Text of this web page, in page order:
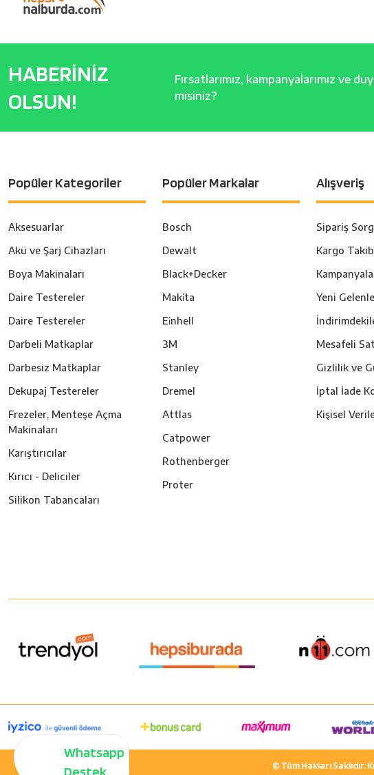
HABERİNİZ
OLSUN!
Fırsatlarımız, kampanyalarımız ve
misiniz?
Popüler Kategoriler
Aksesuarlar
Akü ve Şarj Cihazları
Boya Makinaları
Daire Testereler
Daire Testereler
Darbeli Matkaplar
Darbesiz Matkaplar
Dekupaj Testereler
Frezeler, Menteşe Açma
Makinaları
Karıştırıcılar
Kırıcı - Deliciler
Silikon Tabancaları
Popüler Markalar
Bosch
Dewalt
Black+Decker
Maki̇ta
Ei̇nhell
3M
Stanley
Dremel
Attlas
Catpower
Rothenberger
Proter
Alışveriş
Sipariş
Kargo
Yeni
Mesafeli
Gizlilik ve
İptal İade
Kişisel
© Tüm Hakları
Whatsapp
Destek